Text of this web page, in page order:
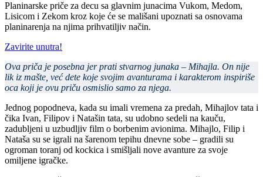
Planinarske priče za decu sa glavnim junacima Vukom, Medom,
Lisicom i Zekom kroz koje će se mališani upoznati sa osnovama
planinarenja na njima prihvatiljiv način.
Zavirite unutra!
Ova priča je posebna jer prati stvarnog junaka – Mihajla. On nije
lik iz mašte, već dete koje svojim avanturama i karakterom inspiriše
oca koji je ovu priču osmislio samo za njega.
Jednog popodneva, kada su imali vremena za predah, Mihajlov tata i
čika Ivan, Filipov i Natašin tata, su udobno sedeli na kauču,
zadubljeni u uzbudljiv film o borbenim avionima. Mihajlo, Filip i
Nataša su se igrali na šarenom tepihu dnevne sobe – gradili su
ogroman toranj od kockica i smišljali nove avanture za svoje
omiljene igračke.